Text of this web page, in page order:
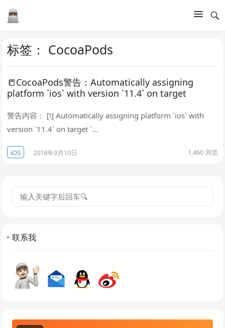
标签： CocoaPods
📒CocoaPods警告：Automatically assigning
platform `ios` with version `11.4` on target
警告内容： [!] Automatically assigning platform `ios` with
version `11.4` on target `…
iOS 2018年9月10日 1,460浏览
联系我